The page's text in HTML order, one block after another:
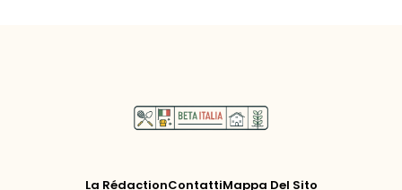
La RédactionContattiMappa Del Sito